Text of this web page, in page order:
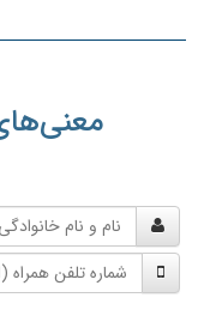
و
نام
خانوادگی
شماره
تلفن